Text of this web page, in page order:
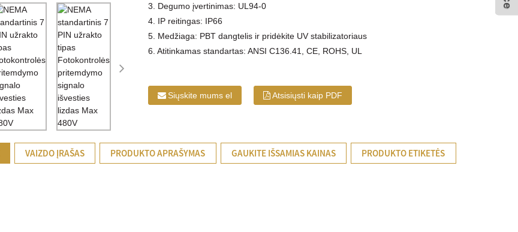
3. Degumo įvertinimas: UL94-0
4. IP reitingas: IP66
5. Medžiaga: PBT dangtelis ir pridėkite UV stabilizatoriaus
6. Atitinkamas standartas: ANSI C136.41, CE, ROHS, UL
Siųskite mums el Atsisiųsti kaip PDF
VAIZDO ĮRAŠAS PRODUKTO APRAŠYMAS GAUKITE IŠSAMIAS KAINAS PRODUKTO ETIKETĖS